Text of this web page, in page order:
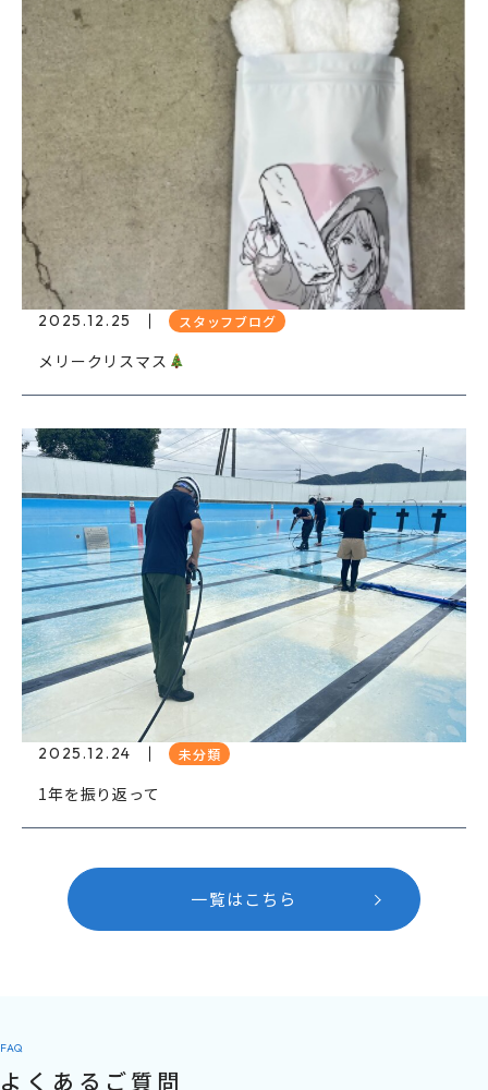
2025.12.25 スタッフブログ
メリークリスマス
2025.12.24 未分類
1年を振り返って
一覧はこちら
FAQ
よくあるご質問